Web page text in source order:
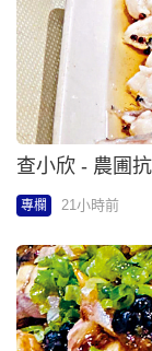
查小欣 - 農圃
專欄 21小時前